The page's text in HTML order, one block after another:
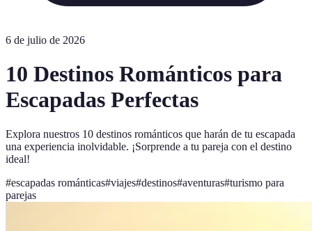
6 de julio de 2026
10 Destinos Románticos para
Escapadas Perfectas
Explora nuestros 10 destinos románticos que harán de tu escapada
una experiencia inolvidable. ¡Sorprende a tu pareja con el destino
ideal!
#escapadas románticas#viajes#destinos#aventuras#turismo para
parejas